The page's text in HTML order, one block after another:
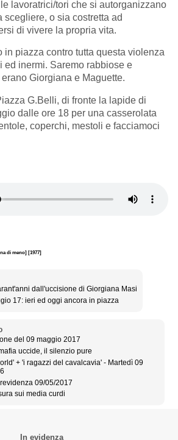
lavoratrici/tori che si autorganizzano
scegliere, o sia costretta ad
di vivere la propria vita.
in piazza contro tutta questa violenza
ed inermi. Saremo rabbiose e
Giorgiana e Maguette.
G.Belli, di fronte la lapide di
dalle ore 18 per una casserolata
coperchi, mestoli e facciamoci
di meno] [1977]
dall'uccisione di Giorgiana Masi
17: ieri ed oggi ancora in piazza
del 09 maggio 2017
uccide, il silenzio pure
+ 'i ragazzi del cavalcavia' - Martedì 09
09/05/2017
sui media curdi
In evidenza